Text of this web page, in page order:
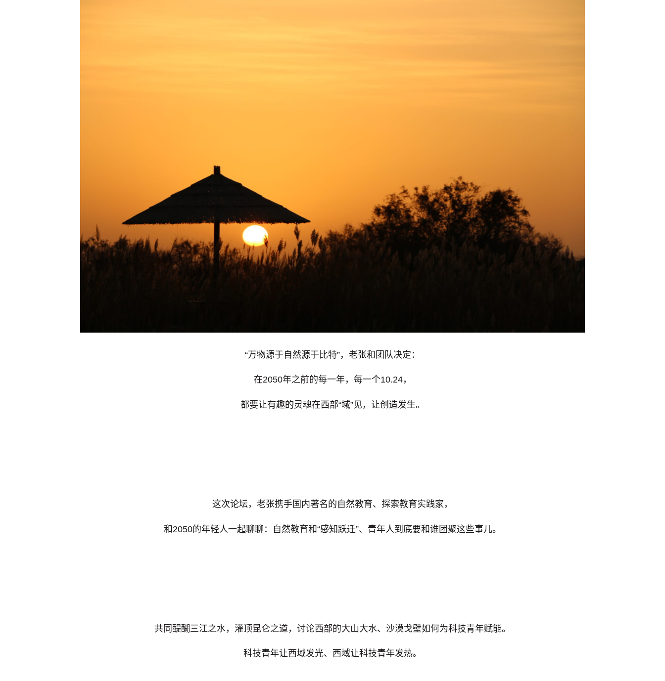
“万物源于自然源于比特”，老张和团队决定：
在2050年之前的每一年，每一个10.24，
都要让有趣的灵魂在西部“域”见，让创造发生。
这次论坛，老张携手国内著名的自然教育、探索教育实践家，
和2050的年轻人一起聊聊：自然教育和“感知跃迁”、青年人到底要和谁团聚这些事儿。
共同醍醐三江之水，灌顶昆仑之道，讨论西部的大山大水、沙漠戈壁如何为科技青年赋能。
科技青年让西域发光、 西域让科技青年发热。